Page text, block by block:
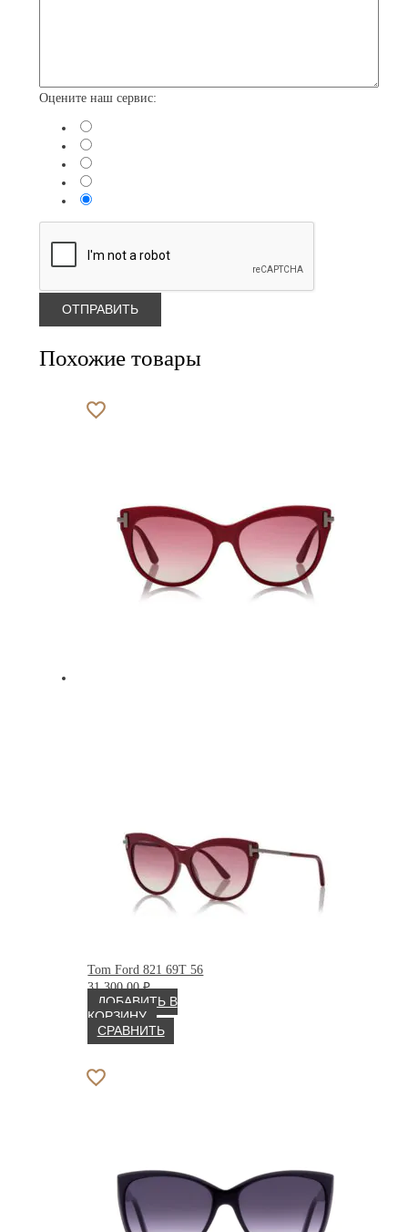
Оцените наш сервис:
Похожие товары
Tom Ford 821 69T 56
31 300.00₽
ДОБАВИТЬ В
КОРЗИНУ
СРАВНИТЬ